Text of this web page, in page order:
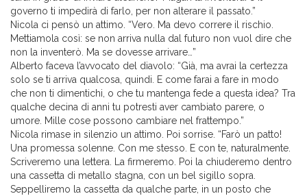
governo ti impedirà di farlo, per non alterare il passato.”
Nicola ci pensò un attimo. “Vero. Ma devo correre il rischio.
Mettiamola così: se non arriva nulla dal futuro non vuol dire che
non la inventerò. Ma se dovesse arrivare…”
Alberto faceva l’avvocato del diavolo: “Già, ma avrai la certezza
solo se ti arriva qualcosa, quindi. E come farai a fare in modo
che non ti dimentichi, o che tu mantenga fede a questa idea? Tra
qualche decina di anni tu potresti aver cambiato parere, o
umore. Mille cose possono cambiare nel frattempo.”
Nicola rimase in silenzio un attimo. Poi sorrise. “Farò un patto!
Una promessa solenne. Con me stesso. E con te, naturalmente.
Scriveremo una lettera. La firmeremo. Poi la chiuderemo dentro
una cassetta di metallo stagna, con un bel sigillo sopra.
Seppelliremo la cassetta da qualche parte, in un posto che